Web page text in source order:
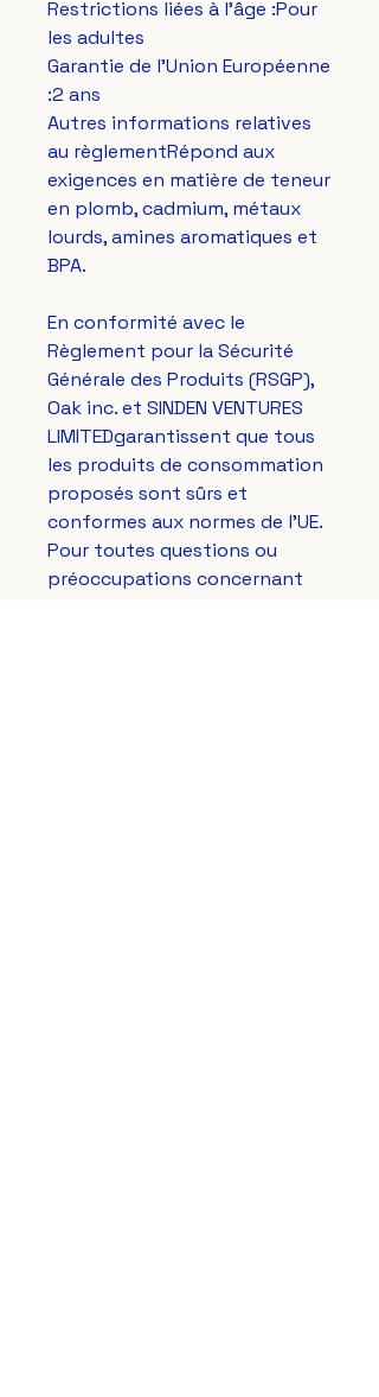
Restrictions liées à l'âge :Pour
les adultes
Garantie de l'Union Européenne
:2 ans
Autres informations relatives
au règlementRépond aux
exigences en matière de teneur
en plomb, cadmium, métaux
lourds, amines aromatiques et
BPA.
En conformité avec le
Règlement pour la Sécurité
Oak inc. et SINDEN VENTURES
LIMITEDgarantissent que tous
les produits de consommation
proposés sont sûrs et
conformes aux normes de l'UE.
Pour toutes questions ou
préoccupations concernant